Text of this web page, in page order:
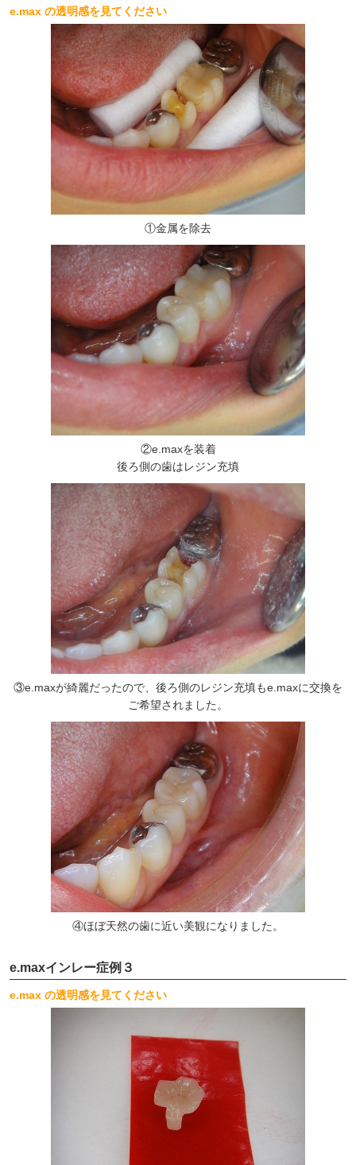
e.max の透明感を見てください
①金属を除去
②e.maxを装着
後ろ側の歯はレジン充填
③e.maxが綺麗だったので、後ろ側のレジン充填もe.maxに交換を
ご希望されました。
④ほぼ天然の歯に近い美観になりました。
e.maxインレー症例３
e.max の透明感を見てください